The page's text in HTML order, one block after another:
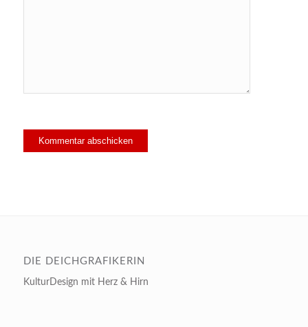
DIE DEICHGRAFIKERIN
KulturDesign mit Herz & Hirn